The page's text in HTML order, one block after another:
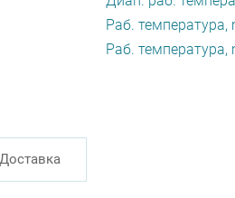
Раб. температура,
Раб. температура,
Доставка